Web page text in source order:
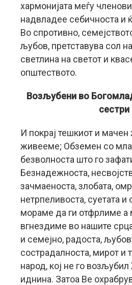
хармонијата меѓу
надвладее себичноста и
Во спротивно,
љубов, претставува сол
светлина на светот и
општеството.
Возљубени во
сестри
И покрај тешкиот и
живееме; Обземен со
безволноста што го
Безнадежноста,
зачмаеноста, злобата,
нетрпеливоста, суетата и
мораме да ги отфрлиме а
вгнездиме во нашите
и семејно, радоста,
сострадалноста, мирот и
народ, кој не го
иднина. Затоа Ве